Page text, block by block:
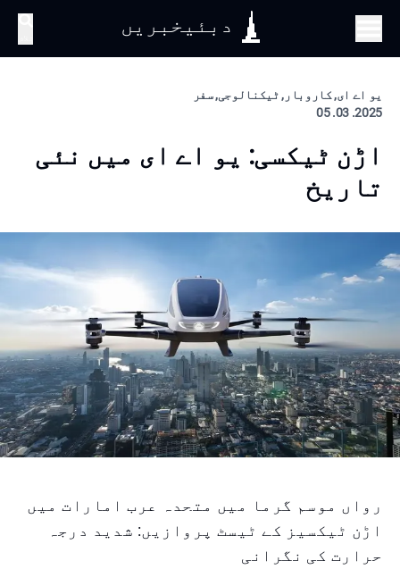
دبئیخبریں
یو اے ای, کاروبار, ٹیکنالوجی, سفر
2025. 03. 05
اڑن ٹیکسی: یو اے ای میں نئی
تاریخ
رواں موسم گرما میں متحدہ عرب امارات میں
اڑن ٹیکسیز کے ٹیسٹ پروازیں: شدید درجہ
حرارت کی نگرانی